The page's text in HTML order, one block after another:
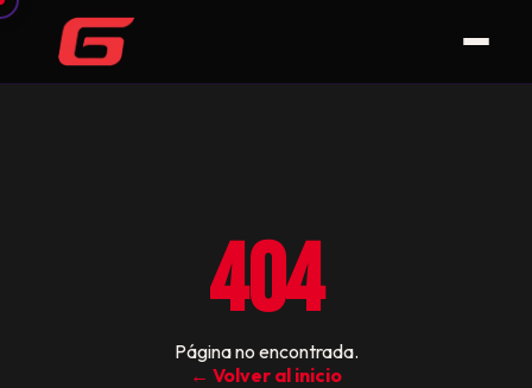
404
Página no encontrada.
← Volver al inicio